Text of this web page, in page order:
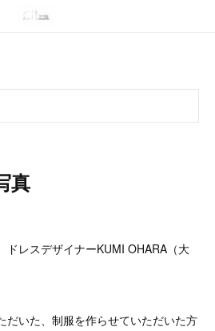
真
レスデザイナーKUMI OHARA（大
だいた、制服を作らせていただいた方